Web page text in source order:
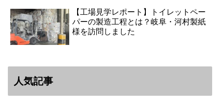
【工場見学レポート】トイレットペー
パーの製造工程とは？岐阜・河村製紙
様を訪問しました
人気記事